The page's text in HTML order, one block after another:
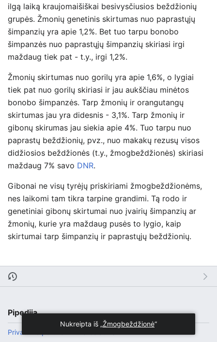
ilgą laiką kraujomaišiškai besivysčiusios beždžionių
grupės. Žmonių genetinis skirtumas nuo paprastųjų
šimpanzių yra apie 1,2%. Bet tuo tarpu bonobo
šimpanzės nuo paprastųjų šimpanzių skiriasi irgi
maždaug tiek pat - t.y., irgi 1,2%.
Žmonių skirtumas nuo gorilų yra apie 1,6%, o lygiai
tiek pat nuo gorilų skiriasi ir jau aukščiau minėtos
bonobo šimpanzės. Tarp žmonių ir orangutangų
skirtumas jau yra didesnis - 3,1%. Tarp žmonių ir
gibonų skirumas jau siekia apie 4%. Tuo tarpu nuo
paprastų beždžionių, pvz., nuo makakų rezusų visos
didžiosios beždžionės (t.y., žmogbeždžionės) skiriasi
maždaug 7% savo DNR.
Gibonai ne visų tyrėjų priskiriami žmogbeždžionėms,
nes laikomi tam tikra tarpine grandimi. Tą rodo ir
genetiniai gibonų skirtumai nuo įvairių šimpanzių ar
žmonių, kurie yra maždaug pusės to lygio, kaip
skirtumai tarp šimpanzių ir paprastųjų beždžionių.
Pipedija
Privatumo politika
Nukreipta iš „Žmogbeždžionė“